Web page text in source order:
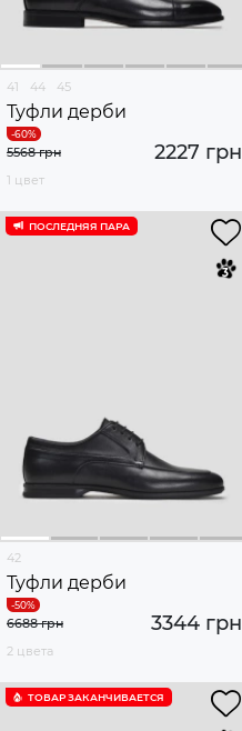
41 44 45
Туфли дерби
2227 грн
5568 грн
1 цвет
ПОСЛЕДНЯЯ ПАРА
42
Туфли дерби
3344 грн
6688 грн
2 цвета
ТОВАР ЗАКАНЧИВАЕТСЯ